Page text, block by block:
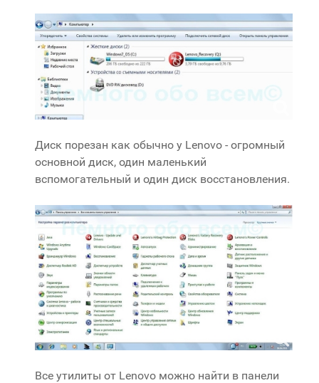
Диск порезан как обычно у Lenovo - огромный
основной диск, один маленький
вспомогательный и один диск восстановления.
Все утилиты от Lenovo можно найти в панели